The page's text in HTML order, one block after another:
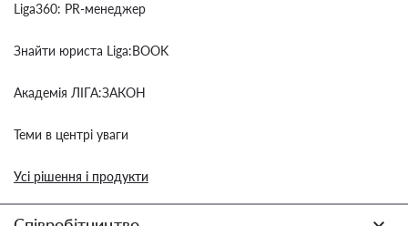
Liga360: PR-менеджер
Знайти юриста Liga:BOOK
Академія ЛІГА:ЗАКОН
Теми в центрі уваги
Усі рішення і продукти